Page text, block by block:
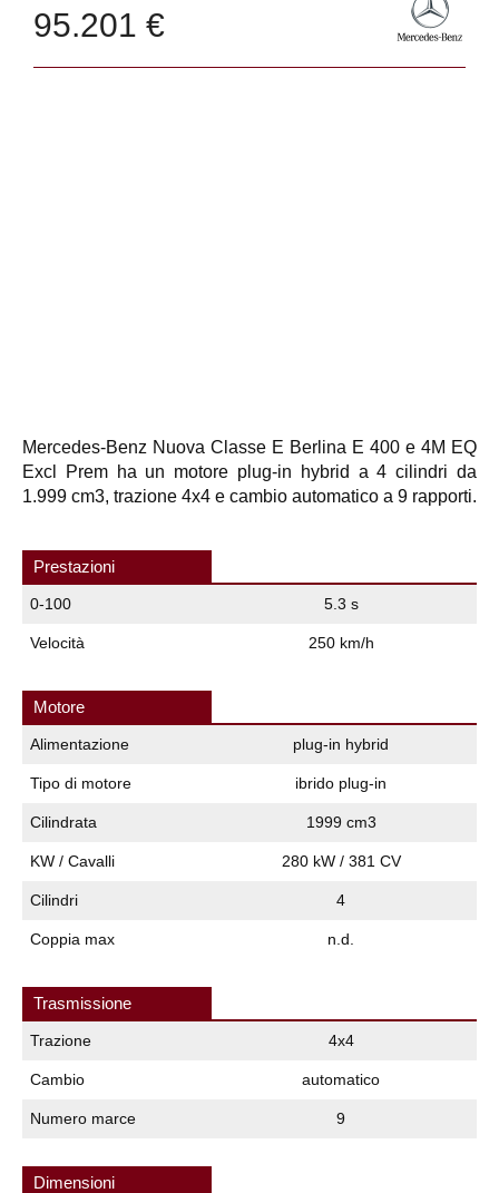
95.201 €
Mercedes-Benz Nuova Classe E Berlina E 400 e 4M EQ
Excl Prem ha un motore plug-in hybrid a 4 cilindri da
1.999 cm3, trazione 4x4 e cambio automatico a 9 rapporti.
Prestazioni
0-100 5.3 s
Velocità 250 km/h
Motore
Alimentazione plug-in hybrid
Tipo di motore ibrido plug-in
Cilindrata 1999 cm3
KW / Cavalli 280 kW / 381 CV
Cilindri 4
Coppia max n.d.
Trasmissione
Trazione 4x4
Cambio automatico
Numero marce 9
Dimensioni